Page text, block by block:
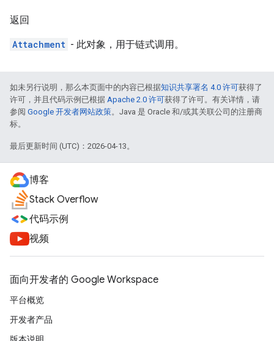
返回
Attachment - 此对象，用于链式调用。
如未另行说明，那么本页面中的内容已根据知识共享署名 4.0 许可获得了
许可，并且代码示例已根据 Apache 2.0 许可获得了许可。有关详情，请
参阅 Google 开发者网站政策。Java 是 Oracle 和/或其关联公司的注册商
标。
最后更新时间 (UTC)：2026-04-13。
博客
Stack Overflow
代码示例
视频
面向开发者的 Google Workspace
平台概览
开发者产品